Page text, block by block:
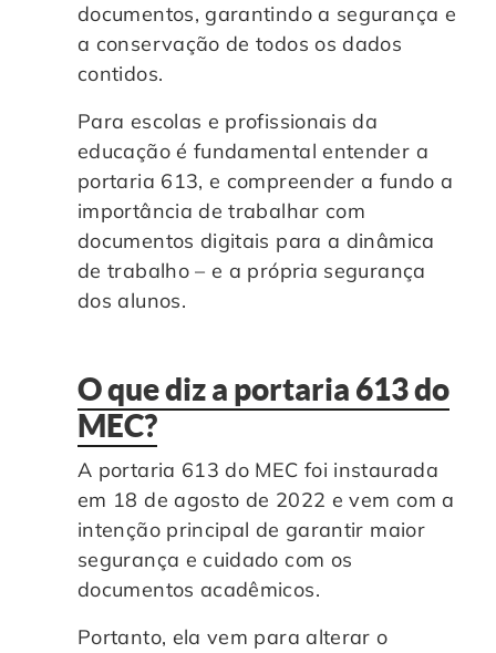
documentos, garantindo a segurança e
a conservação de todos os dados
contidos.
Para escolas e profissionais da
educação é fundamental entender a
portaria 613, e compreender a fundo a
importância de trabalhar com
documentos digitais para a dinâmica
de trabalho – e a própria segurança
dos alunos.
O que diz a portaria 613 do
MEC?
A portaria 613 do MEC foi instaurada
em 18 de agosto de 2022 e vem com a
intenção principal de garantir maior
segurança e cuidado com os
documentos acadêmicos.
Portanto, ela vem para alterar o